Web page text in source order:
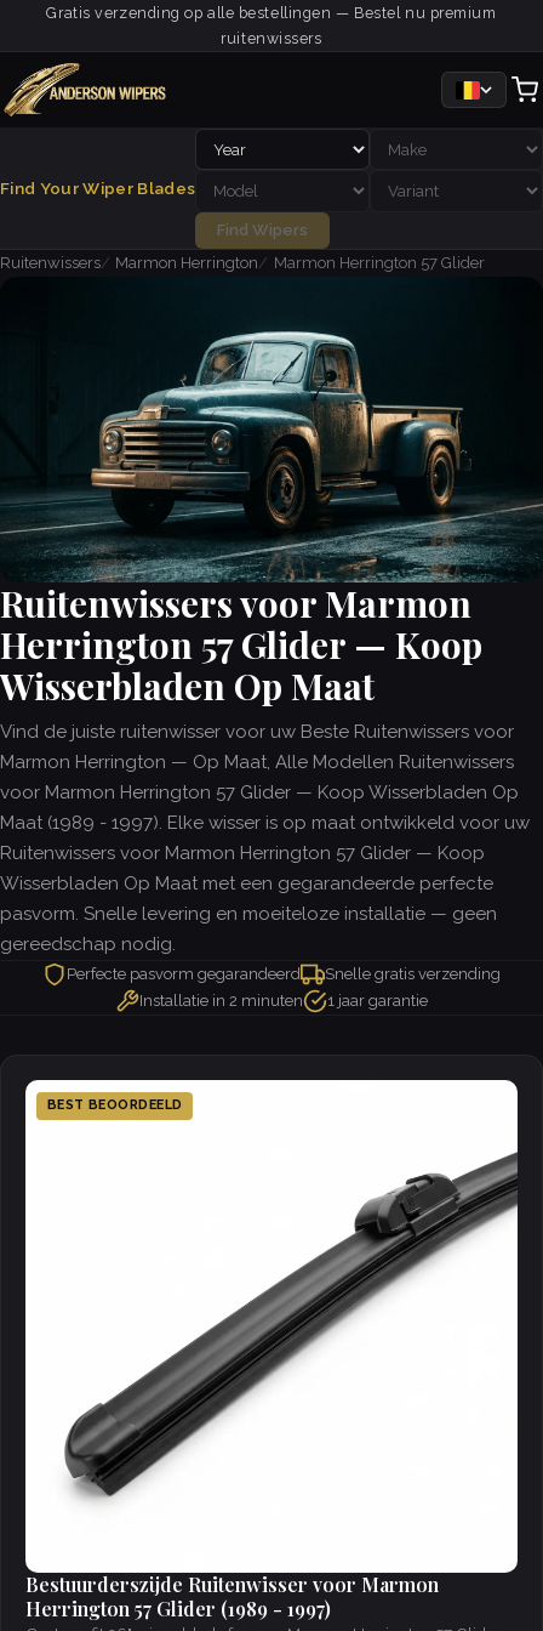
Gratis verzending op alle bestellingen — Bestel nu premium
ruitenwissers
Find Your Wiper Blades
Find Wipers
Ruitenwissers
Marmon Herrington Marmon Herrington 57 Glider
Ruitenwissers voor Marmon
Herrington 57 Glider — Koop
Wisserbladen Op Maat
Vind de juiste ruitenwisser voor uw Beste Ruitenwissers voor
Marmon Herrington — Op Maat, Alle Modellen Ruitenwissers
voor Marmon Herrington 57 Glider — Koop Wisserbladen Op
Maat (1989 - 1997). Elke wisser is op maat ontwikkeld voor uw
Ruitenwissers voor Marmon Herrington 57 Glider — Koop
Wisserbladen Op Maat met een gegarandeerde perfecte
pasvorm. Snelle levering en moeiteloze installatie — geen
gereedschap nodig.
Perfecte pasvorm gegarandeerd
Snelle gratis verzending
Installatie in 2 minuten
1 jaar garantie
BEST BEOORDEELD
Bestuurderszijde Ruitenwisser voor Marmon
Herrington 57 Glider (1989 - 1997)